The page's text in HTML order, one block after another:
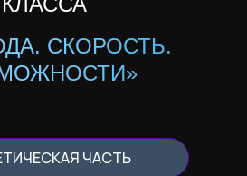
ЧАСТЬ
СКОРОСТЬ.